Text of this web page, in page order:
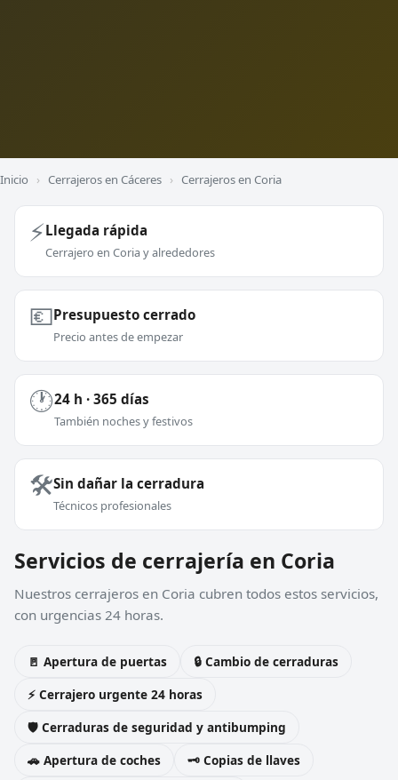
Inicio › Cerrajeros en Cáceres › Cerrajeros en Coria
⚡Llegada rápida
Cerrajero en Coria y alrededores
💶Presupuesto cerrado
Precio antes de empezar
🕐24 h · 365 días
También noches y festivos
🛠️Sin dañar la cerradura
Técnicos profesionales
Servicios de cerrajería en Coria
Nuestros cerrajeros en Coria cubren todos estos servicios,
con urgencias 24 horas.
🚪 Apertura de puertas
🔒 Cambio de cerraduras
⚡ Cerrajero urgente 24 horas
🛡️ Cerraduras de seguridad y antibumping
🚗 Apertura de coches
🗝️ Copias de llaves